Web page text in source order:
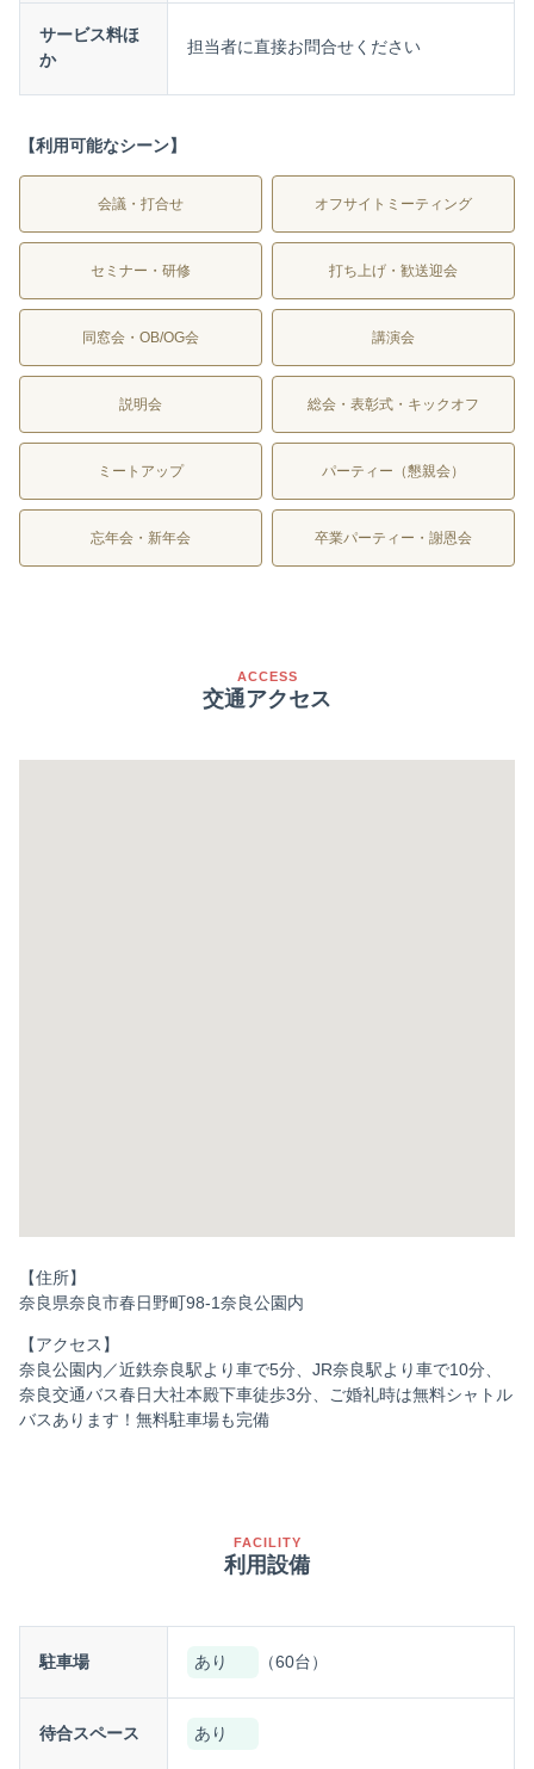
サービス料ほ
か
担当者に直接お問合せください
【利用可能なシーン】
会議・打合せ オフサイトミーティング
セミナー・研修 打ち上げ・歓送迎会
同窓会・OB/OG会 講演会
説明会 総会・表彰式・キックオフ
ミートアップ パーティー（懇親会）
忘年会・新年会 卒業パーティー・謝恩会
ACCESS
交通アクセス
【住所】
奈良県奈良市春日野町98-1奈良公園内
【アクセス】
奈良公園内／近鉄奈良駅より車で5分、JR奈良駅より車で10分、
奈良交通バス春日大社本殿下車徒歩3分、ご婚礼時は無料シャトル
バスあります！無料駐車場も完備
FACILITY
利用設備
駐車場 あり （60台）
待合スペース あり